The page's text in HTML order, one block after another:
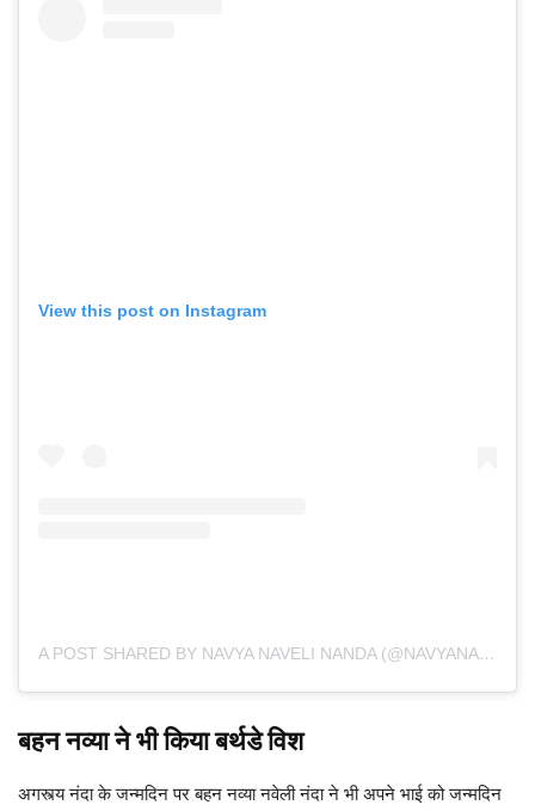
View this post on Instagram
A POST SHARED BY NAVYA NAVELI NANDA (@NAVYANANDA)
बहन नव्या ने भी किया बर्थडे विश
अगस्त्य नंदा के जन्मदिन पर बहन नव्या नवेली नंदा ने भी अपने भाई को जन्मदिन